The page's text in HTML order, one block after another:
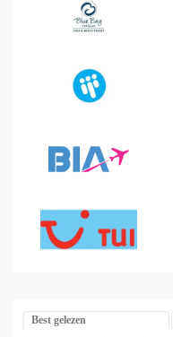
Best gelezen